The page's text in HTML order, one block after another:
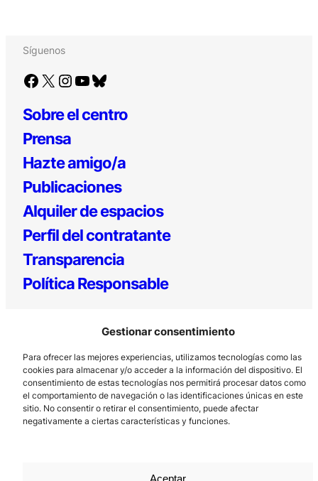
Gestionar consentimiento
Para ofrecer las mejores experiencias, utilizamos tecnologías como las
cookies para almacenar y/o acceder a la información del dispositivo. El
consentimiento de estas tecnologías nos permitirá procesar datos como
el comportamiento de navegación o las identificaciones únicas en este
sitio. No consentir o retirar el consentimiento, puede afectar
negativamente a ciertas características y funciones.
Aceptar
Síguenos
Facebook X Instagram YouTube Bluesky
Sobre el centro
Prensa
Hazte amigo/a
Publicaciones
Alquiler de espacios
Perfil del contratante
Transparencia
Política Responsable
Los Prados, 121 – 33203 Gijón
985 185 577 – info@laboralcentrodearte.org